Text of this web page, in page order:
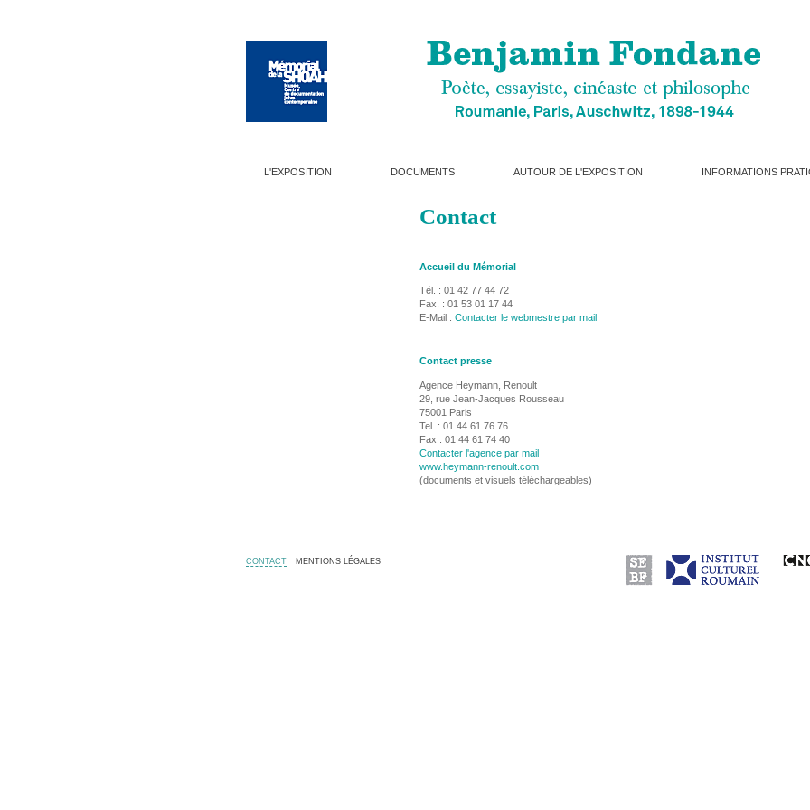
L'EXPOSITION DOCUMENTS AUTOUR DE L'EXPOSITION INFORMATIONS
Contact
Accueil du Mémorial
Tél. : 01 42 77 44 72
Fax. : 01 53 01 17 44
E-Mail : Contacter le webmestre par mail
Contact presse
Agence Heymann, Renoult
29, rue Jean-Jacques Rousseau
75001 Paris
Tel. : 01 44 61 76 76
Fax : 01 44 61 74 40
Contacter l'agence par mail
www.heymann-renoult.com
(documents et visuels téléchargeables)
CONTACT MENTIONS LÉGALES